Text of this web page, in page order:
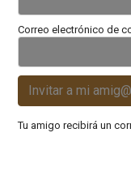
Correo electrónico de
Invitar a mi amig@
Tu amigo recibirá un